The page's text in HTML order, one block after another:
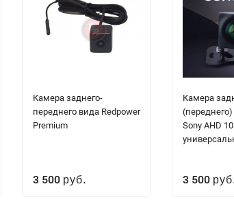
Камера заднего-
переднего вида Redpower
Premium
3 500 руб.
Камера
Sony AHD
3 500 руб.